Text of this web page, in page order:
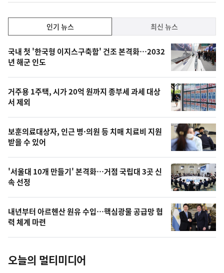
하
락
기,
최
신,
오
늘
의
영
상
오
늘
의
사
진
인기 뉴스 최신 뉴스
기
뉴
스
국내 첫 '한국형 이지스구축함' 건조 본격화…2032
년 해군 인도
거주용 1주택, 시가 20억 원까지 종부세 과세 대상
서 제외
보훈의료대상자, 인근 병·의원 등 치매 치료비 지원
받을 수 있어
'서울대 10개 만들기' 본격화…거점 국립대 3곳 신
속 선정
내년부터 아르헨산 원유 수입…핵심광물 공급망 협
력 체계 마련
오늘의 멀티미디어